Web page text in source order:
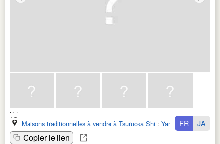
Maisons traditionnelles à vendre à Tsuruoka Shi : Yamagata Ken
Copier le lien
FR JA